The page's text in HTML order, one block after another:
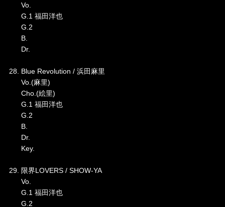
Vo.
G.1 福田洋也
G.2
B.
Dr.
28. Blue Revolution / 浜田麻里
Vo.(麻里)
Cho.(絵里)
G.1 福田洋也
G.2
B.
Dr.
Key.
29. 限界LOVERS / SHOW-YA
Vo.
G.1 福田洋也
G.2